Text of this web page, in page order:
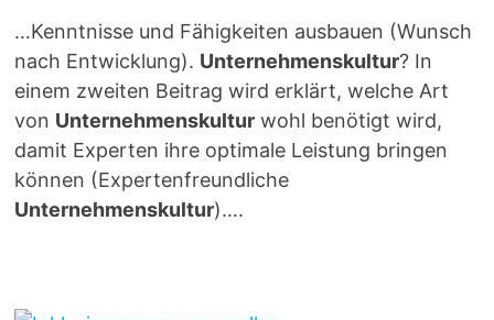
…Kenntnisse und Fähigkeiten ausbauen (Wunsch
nach Entwicklung). Unternehmenskultur? In
einem zweiten Beitrag wird erklärt, welche Art
von Unternehmenskultur wohl benötigt wird,
damit Experten ihre optimale Leistung bringen
können (Expertenfreundliche
Unternehmenskultur)….